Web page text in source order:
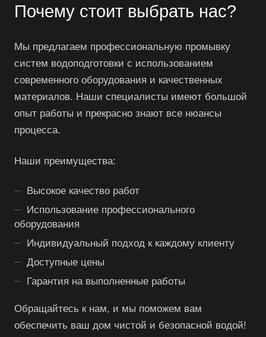
Почему стоит выбрать нас?
Мы предлагаем профессиональную промывку
систем водоподготовки с использованием
современного оборудования и качественных
материалов. Наши специалисты имеют большой
опыт работы и прекрасно знают все нюансы
процесса.
Наши преимущества:
Высокое качество работ
Использование профессионального
оборудования
Индивидуальный подход к каждому клиенту
Доступные цены
Гарантия на выполненные работы
Обращайтесь к нам, и мы поможем вам
обеспечить ваш дом чистой и безопасной водой!